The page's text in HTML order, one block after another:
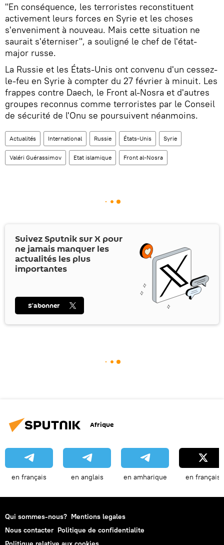
"En conséquence, les terroristes reconstituent
activement leurs forces en Syrie et les choses
s'enveniment à nouveau. Mais cette situation ne
saurait s'éterniser", a souligné le chef de l'état-
major russe.
La Russie et les États-Unis ont convenu d'un cessez-
le-feu en Syrie à compter du 27 février à minuit. Les
frappes contre Daech, le Front al-Nosra et d'autres
groupes reconnus comme terroristes par le Conseil
de sécurité de l'Onu se poursuivent néanmoins.
Actualités International Russie États-Unis Syrie
Valéri Guérassimov Etat islamique Front al-Nosra
Suivez Sputnik surX pour
ne jamais manquer les
actualités les plus
importantes
S’abonner
Afrique
en français en anglais en amharique en français
Qui sommes-nous? Mentions legales
Nous contacter Politique de confidentialite